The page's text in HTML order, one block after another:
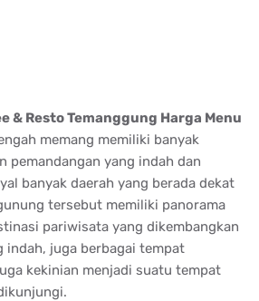
& Resto Temanggung Harga Menu
memang memiliki banyak
pemandangan yang indah dan
banyak daerah yang berada dekat
tersebut memiliki panorama
pariwisata yang dikembangkan
indah, juga berbagai tempat
kekinian menjadi suatu tempat